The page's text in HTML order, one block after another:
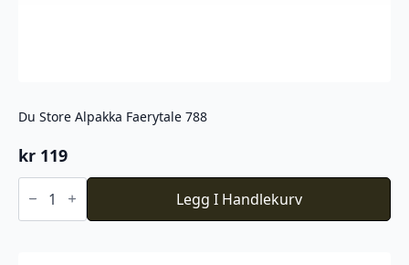
Du Store Alpakka Faerytale 788
kr 119
Du
Store
Faerytale
Legg I Handlekurv